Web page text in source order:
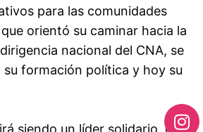
para las comunidades
orientó su caminar hacia la
nacional del CNA, se
formación política y hoy su